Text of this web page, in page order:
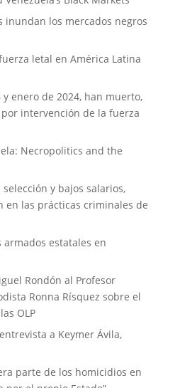
inundan los mercados negros
letal en América Latina
y enero de 2024, han muerto,
intervención de la fuerza
Necropolitics and the
y bajos salarios,
en las prácticas criminales de
estatales en
Rondón al Profesor
Ronna Rísquez sobre el
OLP
a Keymer Ávila,
parte de los homicidios en